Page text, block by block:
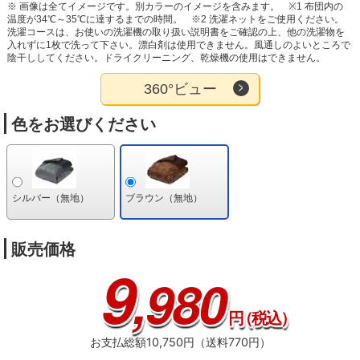
※ 画像は全てイメージです。別カラーのイメージを含みます。
※1 布団内の
温度が34℃～35℃に達するまでの時間。
※2 洗濯ネットをご使用ください。
洗濯コースは、お使いの洗濯機の取り扱い説明書をご確認の上、他の洗濯物を
入れずに1枚で洗って下さい。漂白剤は使用できません。風通しのよいところで
陰干ししてください。ドライクリーニング、乾燥機の使用はできません。
360°ビュー
色をお選びください
シルバー（無地） ブラウン（無地）
販売価格
9,980円（税込）
お支払総額10,750円（送料770円）